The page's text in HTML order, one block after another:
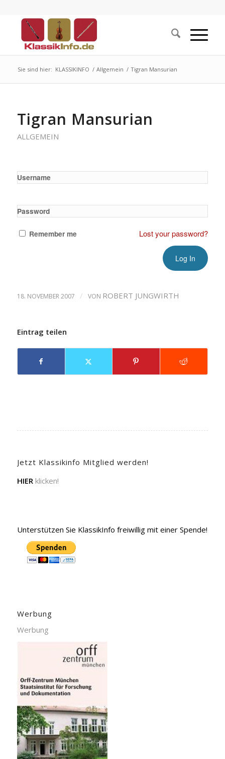
Sie sind hier: KLASSIKINFO / Allgemein / Tigran Mansurian
Tigran Mansurian
ALLGEMEIN
Username
Password
Remember me Lost your password?
18. NOVEMBER 2007 / VON ROBERT JUNGWIRTH
Eintrag teilen
Jetzt Klassikinfo Mitglied werden!
HIER klicken!
Unterstützen Sie KlassikInfo freiwillig mit einer Spende!
Werbung
Werbung